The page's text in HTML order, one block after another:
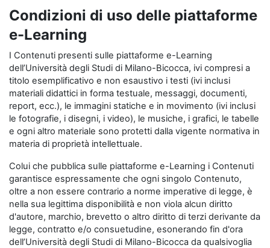
Condizioni di uso delle piattaforme
e-Learning
I Contenuti presenti sulle piattaforme e-Learning
dell’Università degli Studi di Milano-Bicocca, ivi compresi a
titolo esemplificativo e non esaustivo i testi (ivi inclusi
materiali didattici in forma testuale, messaggi, documenti,
report, ecc.), le immagini statiche e in movimento (ivi inclusi
le fotografie, i disegni, i video), le musiche, i grafici, le tabelle
e ogni altro materiale sono protetti dalla vigente normativa in
materia di proprietà intellettuale.
Colui che pubblica sulle piattaforme e-Learning i Contenuti
garantisce espressamente che ogni singolo Contenuto,
oltre a non essere contrario a norme imperative di legge, è
nella sua legittima disponibilità e non viola alcun diritto
d'autore, marchio, brevetto o altro diritto di terzi derivante da
legge, contratto e/o consuetudine, esonerando fin d'ora
dell’Università degli Studi di Milano-Bicocca da qualsivoglia